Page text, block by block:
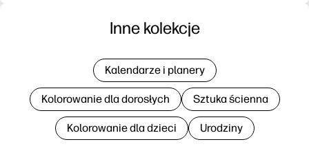
Inne kolekcje
Kalendarze i planery
Kolorowanie dla dorosłych Sztuka ścienna
Kolorowanie dla dzieci Urodziny